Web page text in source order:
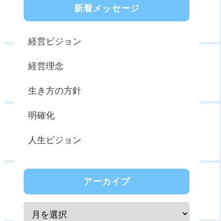
新着メッセージ
経営ビジョン
経営理念
生き方の方針
明確化
人生ビジョン
アーカイブ